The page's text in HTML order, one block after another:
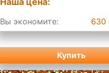
Вы экономите: 630
Купить